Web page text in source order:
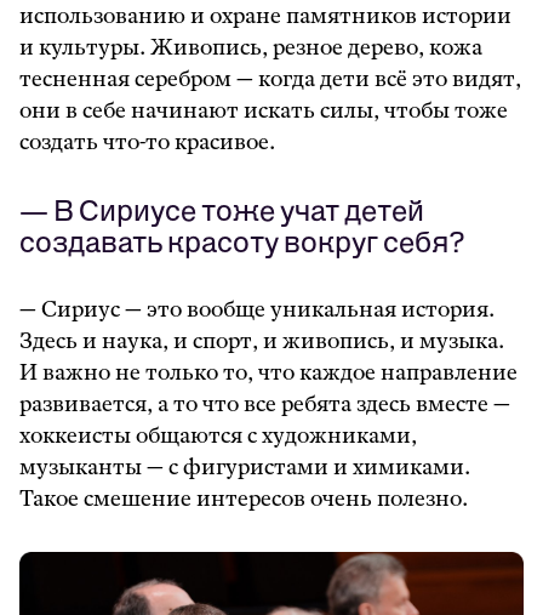
использованию и охране памятников истории
и культуры. Живопись, резное дерево, кожа
тесненная серебром — когда дети всё это видят,
они в себе начинают искать силы, чтобы тоже
создать что-то красивое.
— В Сириусе тоже учат детей
создавать красоту вокруг себя?
— Сириус — это вообще уникальная история.
Здесь и наука, и спорт, и живопись, и музыка.
И важно не только то, что каждое направление
развивается, ато что все ребята здесь вместе —
хоккеисты общаются с художниками,
музыканты — с фигуристами и химиками.
Такое смешение интересов очень полезно.